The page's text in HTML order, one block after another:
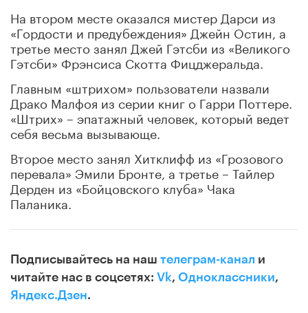
На втором месте оказался мистер Дарси из
«Гордости и предубеждения» Джейн Остин, а
третье место занял Джей Гэтсби из «Великого
Гэтсби» Фрэнсиса Скотта Фицджеральда.
Главным «штрихом» пользователи назвали
Драко Малфоя из серии книг о Гарри Поттере.
«Штрих» – эпатажный человек, который ведет
себя весьма вызывающе.
Второе место занял Хитклифф из «Грозового
перевала» Эмили Бронте, а третье – Тайлер
Дерден из «Бойцовского клуба» Чака
Паланика.
Подписывайтесь на наш телеграм-канал и
читайте нас в соцсетях: Vk, Одноклассники,
Яндекс.Дзен.